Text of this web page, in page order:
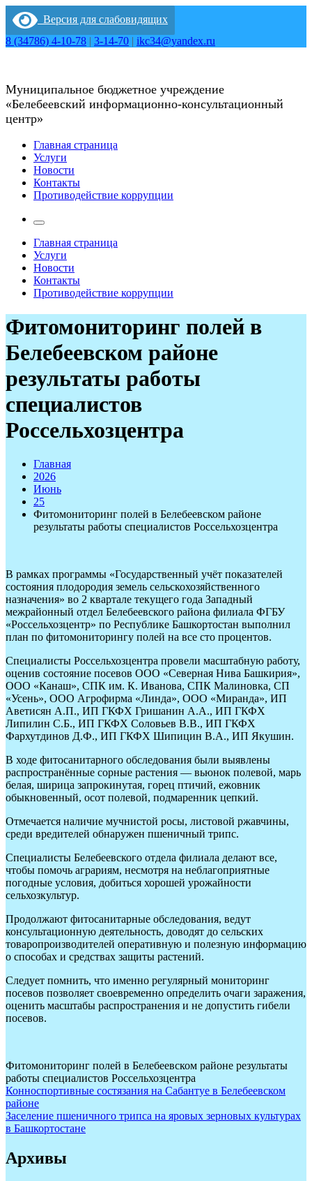
Перейти
содержимому
Версия для слабовидящих
8 (34786) 4-10-78 | 3-14-70 | ikc34@yandex.ru
Муниципальное бюджетное учреждение
«Белебеевский информационно-консультационный
центр»
Главная страница
Услуги
Новости
Контакты
Противодействие коррупции
Главная страница
Услуги
Новости
Контакты
Противодействие коррупции
Фитомониторинг полей в
Белебеевском районе
результаты работы
специалистов
Россельхозцентра
Главная
2026
Июнь
25
Фитомониторинг полей в Белебеевском районе
результаты работы специалистов Россельхозцентра
В рамках программы «Государственный учёт показателей
состояния плодородия земель сельскохозяйственного
назначения» во 2 квартале текущего года Западный
межрайонный отдел Белебеевского района филиала ФГБУ
«Россельхозцентр» по Республике Башкортостан выполнил
план по фитомониторингу полей на все сто процентов.
Специалисты Россельхозцентра провели масштабную работу,
оценив состояние посевов ООО «Северная Нива Башкирия»,
ООО «Канаш», СПК им. К. Иванова, СПК Малиновка, СП
«Усень», ООО Агрофирма «Линда», ООО «Миранда», ИП
Аветисян А.П., ИП ГКФХ Гришанин А.А., ИП ГКФХ
Липилин С.Б., ИП ГКФХ Соловьев В.В., ИП ГКФХ
Фархутдинов Д.Ф., ИП ГКФХ Шипицин В.А., ИП Якушин.
В ходе фитосанитарного обследования были выявлены
распространённые сорные растения — вьюнок полевой, марь
белая, ширица запрокинутая, горец птичий, ежовник
обыкновенный, осот полевой, подмаренник цепкий.
Отмечается наличие мучнистой росы, листовой ржавчины,
среди вредителей обнаружен пшеничный трипс.
Специалисты Белебеевского отдела филиала делают все,
чтобы помочь аграриям, несмотря на неблагоприятные
погодные условия, добиться хорошей урожайности
сельхозкультур.
Продолжают фитосанитарные обследования, ведут
консультационную деятельность, доводят до сельских
товаропроизводителей оперативную и полезную информацию
о способах и средствах защиты растений.
Следует помнить, что именно регулярный мониторинг
посевов позволяет своевременно определить очаги заражения,
оценить масштабы распространения и не допустить гибели
посевов.
Фитомониторинг полей в Белебеевском районе результаты
работы специалистов Россельхозцентра
Навигация
по
записям
Конноспортивные состязания на Сабантуе в Белебеевском
районе
Заселение пшеничного трипса на яровых зерновых культурах
в Башкортостане
Архивы